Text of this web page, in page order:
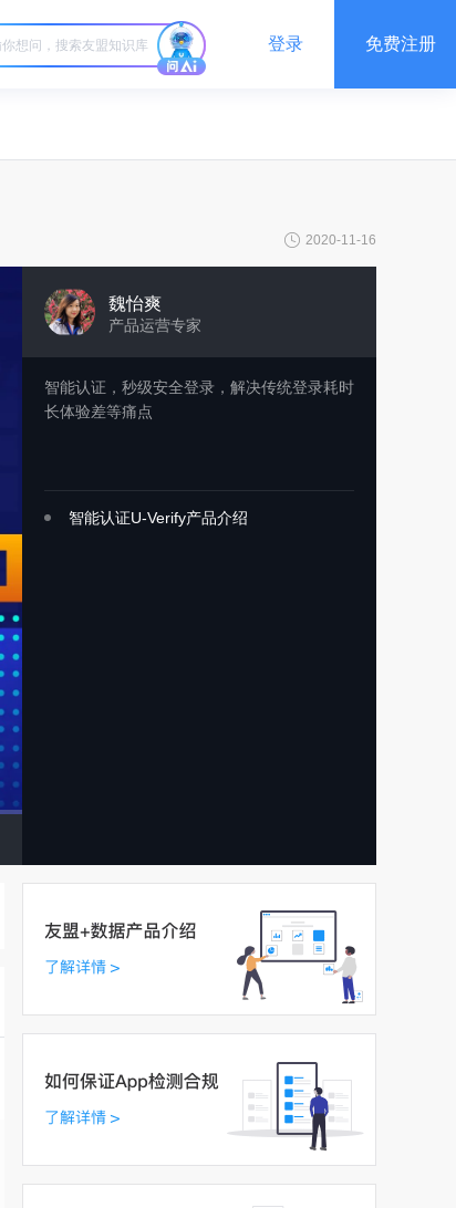
登录 免费注册
2020-11-16
魏怡爽
产品运营专家
智能认证，秒级安全登录，解决传统登录耗时
长体验差等痛点
智能认证U-Verify产品介绍